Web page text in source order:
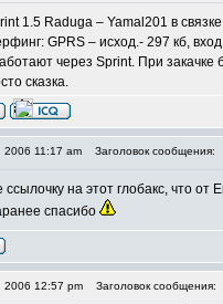
1.5 Raduga – Yamal201 в
GPRS – исход.- 297 кб,
через Sprint. При
сказка.
11:17 am Заголовок сообщения:
ссылочку на этот глобакс, что
спасибо
12:57 pm Заголовок сообщения: